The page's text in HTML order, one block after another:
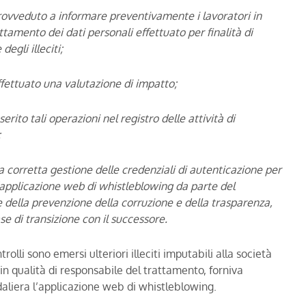
a informare preventivamente i lavoratori in
dei dati personali effettuato per finalità di
degli illeciti;
una valutazione di impatto;
tali operazioni nel registro delle attività di
corretta gestione delle credenziali di autenticazione per
web di whistleblowing da parte del
della prevenzione della corruzione e della trasparenza,
di transizione con il successore.
sono emersi ulteriori illeciti imputabili alla società
qualità di responsabile del trattamento, forniva
l’applicazione web di whistleblowing.